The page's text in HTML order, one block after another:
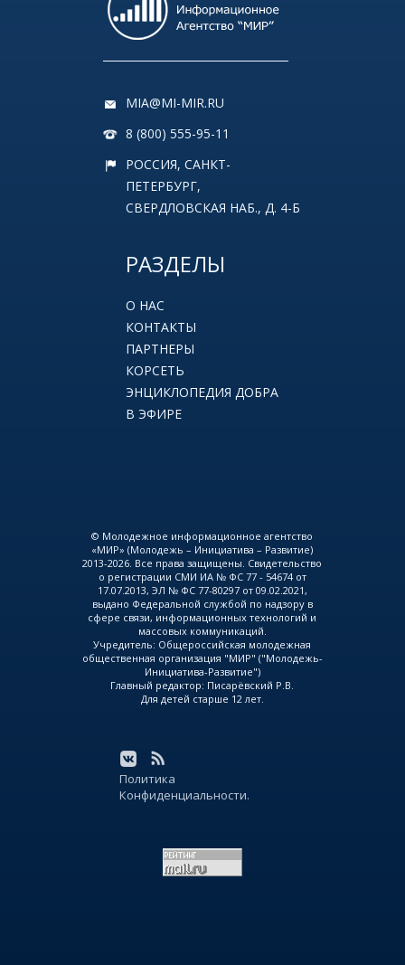
MIA@MI-MIR.RU
8 (800) 555-95-11
РОССИЯ, САНКТ-
ПЕТЕРБУРГ,
СВЕРДЛОВСКАЯ НАБ., Д. 4-Б
РАЗДЕЛЫ
О НАС
КОНТАКТЫ
ПАРТНЕРЫ
КОРСЕТЬ
ЭНЦИКЛОПЕДИЯ ДОБРА
В ЭФИРЕ
© Молодежное информационное агентство
«МИР» (Молодежь – Инициатива – Развитие)
2013-2026. Все права защищены. Свидетельство
о регистрации СМИ ИА № ФС 77 - 54674 от
17.07.2013, ЭЛ № ФС 77-80297 от 09.02.2021,
выдано Федеральной службой по надзору в
сфере связи, информационных технологий и
массовых коммуникаций.
Учредитель: Общероссийская молодежная
общественная организация "МИР" ("Молодежь-
Инициатива-Развитие")
Главный редактор: Писарёвский Р.В.
Для детей старше 12 лет.
Политика
Конфиденциальности.